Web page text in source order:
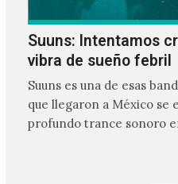
Suuns: Intentamos
vibra de sueño febril
Suuns es una de esas
que llegaron a México se
profundo trance sonoro